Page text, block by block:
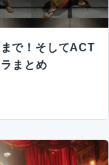
で！そしてACT
まとめ